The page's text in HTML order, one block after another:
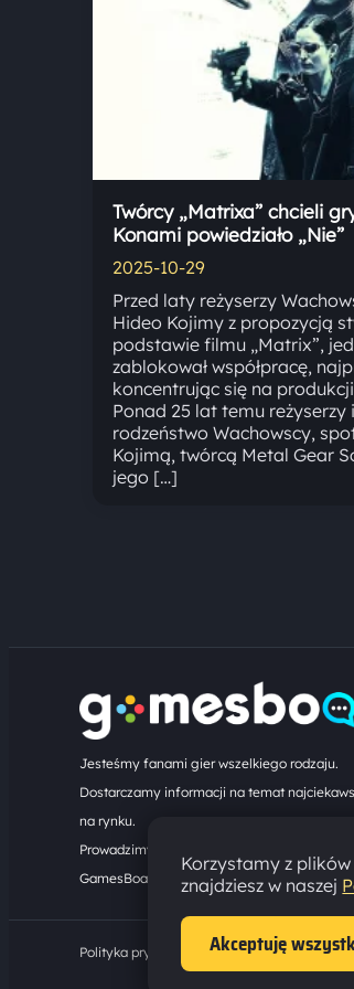
Twórcy „Matrixa” chcieli
Konami powiedziało „Nie”
2025-10-29
Przed laty reżyserzy
Hideo Kojimy z propozycją
podstawie filmu „Matrix”,
zablokował współpracę,
koncentrując się na
Ponad 25 lat temu reżyserzy
rodzeństwo Wachowscy,
Kojimą, twórcą Metal Gear
jego […]
Jesteśmy fanami gier wszelkiego rodzaju.
Dostarczamy informacji na temat
na rynku.
Prowadzimy turnieje online. Działamy od
GamesBoard.pl © 2026
Polityka prywatności · Ustawienia cookies
Korzystamy z
znajdziesz w naszej
Akceptuję